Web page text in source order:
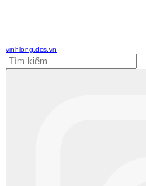
vinhlong.dcs.vn